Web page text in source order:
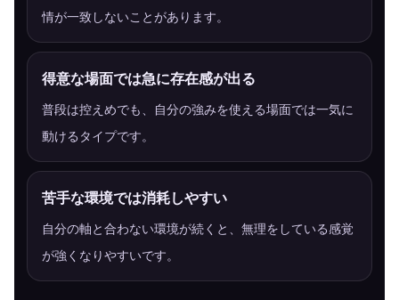
情が一致しないことがあります。
得意な場面では急に存在感が出る
普段は控えめでも、自分の強みを使える場面では一気に
動けるタイプです。
苦手な環境では消耗しやすい
自分の軸と合わない環境が続くと、無理をしている感覚
が強くなりやすいです。